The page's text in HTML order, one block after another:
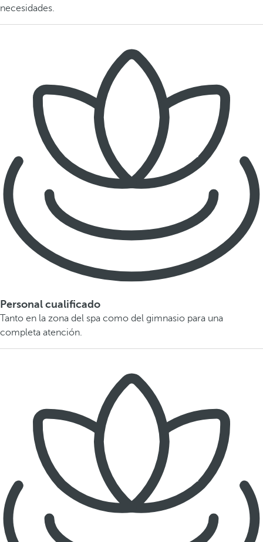
necesidades.
Personal cualificado
Tanto en la zona del spa como del gimnasio para una
completa atención.